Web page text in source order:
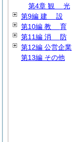
第4章 観 光
第9編 建 設
第10編 教 育
第11編 消 防
第12編 公営企業
第13編 その他